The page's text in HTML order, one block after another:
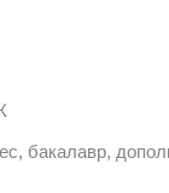
бакалавр,